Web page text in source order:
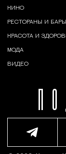
КИНО
РЕСТОРАНЫ И БАРЫ
КРАСОТА И
МОДА
ВИДЕО